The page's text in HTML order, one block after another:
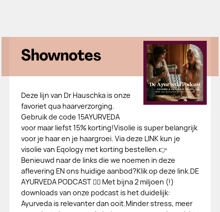
Shownotes
Deze lijn van Dr Hauschka is onze
favoriet qua haarverzorging.
Gebruik de code 15AYURVEDA
voor maar liefst 15% korting!Visolie is super belangrijk
voor je haar en je haargroei. Via deze LINK kun je
visolie van Eqology met korting bestellen.👉
Benieuwd naar de links die we noemen in deze
aflevering EN ons huidige aanbod?Klik op deze link.DE
AYURVEDA PODCAST 👉🏻 Met bijna 2 miljoen (!)
downloads van onze podcast is het duidelijk:
Ayurveda is relevanter dan ooit.Minder stress, meer